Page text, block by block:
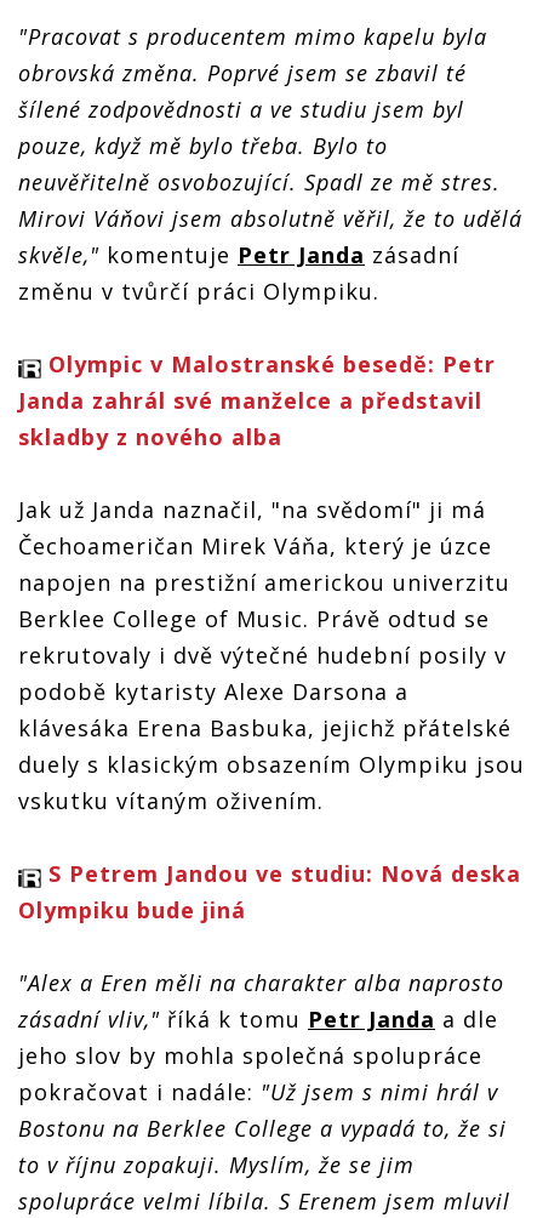
let po
svého
Trilobita.
Album
pokřtí v
Malostranské
besedě
let po
svého
Trilobita.
Album
pokřtí v
Malostranské
besedě
let po
svého
Trilobita.
Album
pokřtí v
Malostranské
besedě
let po
Želvě
svého
Trilobita.
Album
besedě
"Pracovat s producentem mimo kapelu byla
obrovská změna. Poprvé jsem se zbavil té
šílené zodpovědnosti a ve studiu jsem byl
pouze, když mě bylo třeba. Bylo to
neuvěřitelně osvobozující. Spadl ze mě stres.
Mirovi Váňovi jsem absolutně věřil, že to udělá
skvěle," komentuje Petr Janda zásadní
změnu v tvůrčí práci Olympiku.
Olympic v Malostranské besedě: Petr
Janda zahrál své manželce a představil
skladby z nového alba
Jak už Janda naznačil, "na svědomí" ji má
Čechoameričan Mirek Váňa, který je úzce
napojen na prestižní americkou univerzitu
Berklee College of Music. Právě odtud se
rekrutovaly i dvě výtečné hudební posily v
podobě kytaristy Alexe Darsona a
klávesáka Erena Basbuka, jejichž přátelské
duely s klasickým obsazením Olympiku jsou
vskutku vítaným oživením.
S Petrem Jandou ve studiu: Nová deska
Olympiku bude jiná
"Alex a Eren měli na charakter alba naprosto
zásadní vliv," říká k tomu Petr Janda a dle
jeho slov by mohla společná spolupráce
pokračovat i nadále: "Už jsem s nimi hrál v
Bostonu na Berklee College a vypadá to, že si
to v říjnu zopakuji. Myslím, že se jim
spolupráce velmi líbila. S Erenem jsem mluvil